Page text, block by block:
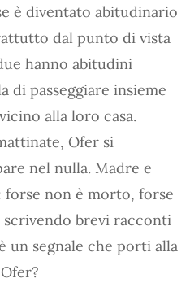
è diventato abitudinario
dal punto di vista
hanno abitudini
di passeggiare insieme
alla loro casa.
Ofer si
nel nulla. Madre e
forse non è morto, forse
scrivendo brevi racconti
un segnale che porti alla